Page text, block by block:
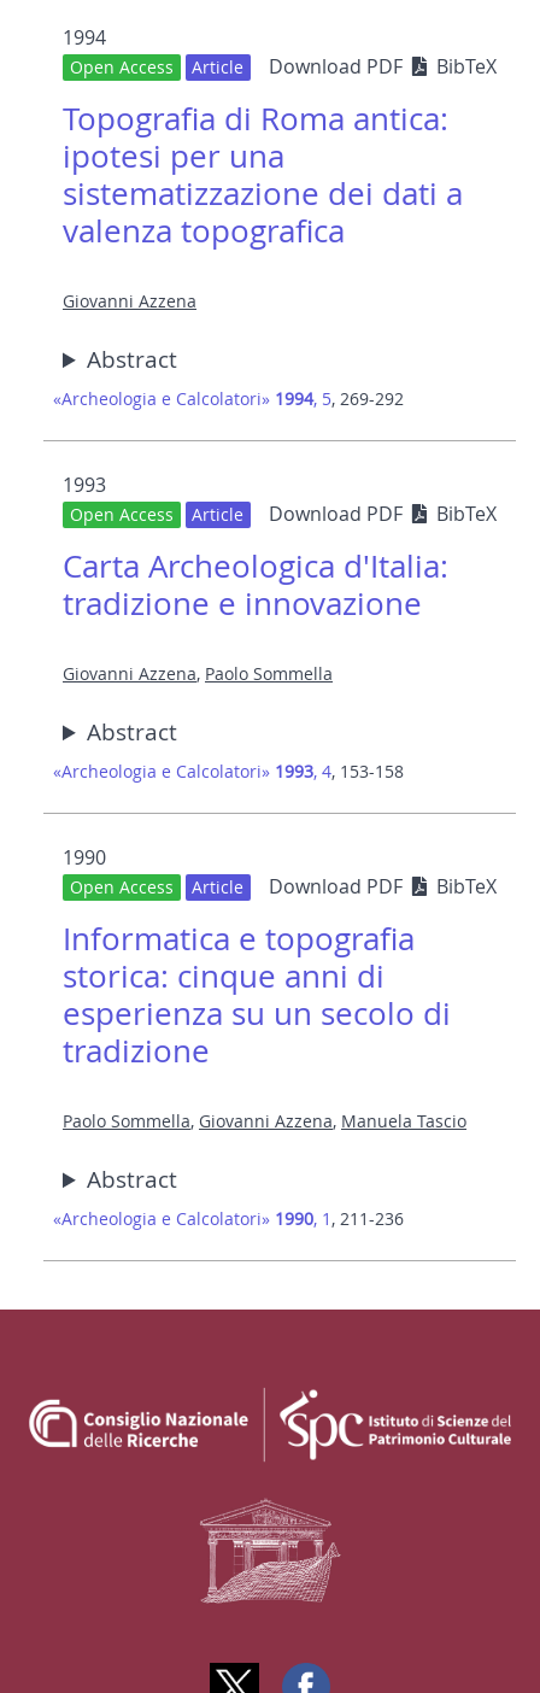
1994
Open Access Article Download PDF BibTeX
Topografia di Roma antica:
ipotesi per una
sistematizzazione dei dati a
valenza topografica
Giovanni Azzena
Abstract
«Archeologia e Calcolatori» 1994, 5, 269-292
1993
Open Access Article Download PDF BibTeX
Carta Archeologica d'Italia:
tradizione e innovazione
Giovanni Azzena, Paolo Sommella
Abstract
«Archeologia e Calcolatori» 1993, 4, 153-158
1990
Open Access Article Download PDF BibTeX
Informatica e topografia
storica: cinque anni di
esperienza su un secolo di
tradizione
Paolo Sommella, Giovanni Azzena, Manuela Tascio
Abstract
«Archeologia e Calcolatori» 1990, 1 , 211-236